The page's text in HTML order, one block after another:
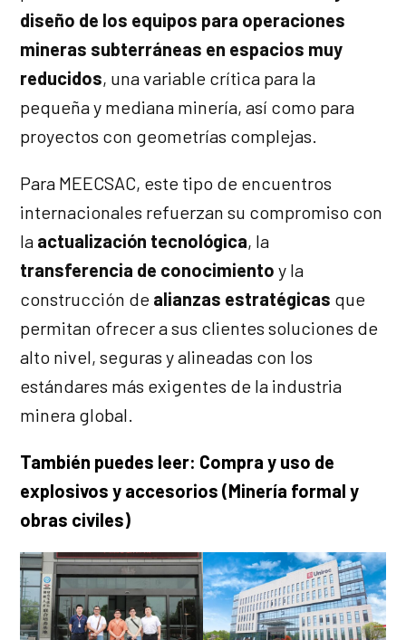
diseño de los equipos para operaciones
mineras subterráneas en espacios muy
reducidos, una variable crítica para la
pequeña y mediana minería, así como para
proyectos con geometrías complejas.
Para MEECSAC, este tipo de encuentros
internacionales refuerzan su compromiso con
la actualización tecnológica, la
transferencia de conocimiento y la
construcción de alianzas estratégicas que
permitan ofrecer a sus clientes soluciones de
alto nivel, seguras y alineadas con los
estándares más exigentes de la industria
minera global.
También puedes leer: Compra y uso de
explosivos y accesorios (Minería formal y
obras civiles)